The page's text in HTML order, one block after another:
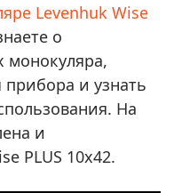
Levenhuk Wise
о
монокуляра,
и узнать
На
и
PLUS 10x42.